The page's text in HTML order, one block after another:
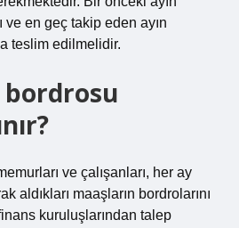
ve en geç takip eden ayın
teslim edilmelidir.
bordrosu
ve çalışanları, her ay
aldıkları maaşların bordrolarını
kuruluşlarından talep